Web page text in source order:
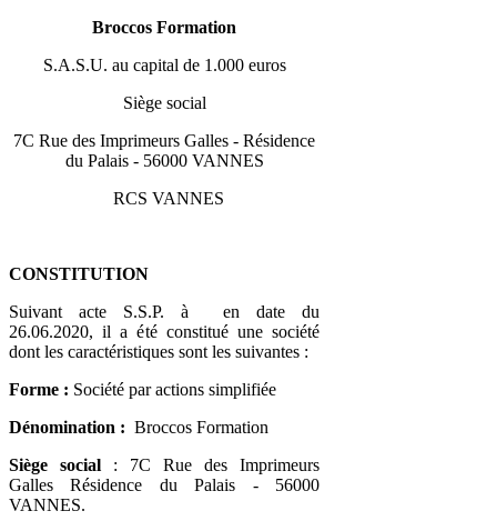
Broccos Formation
S.A.S.U. au capital de 1.000 euros
Siège social
7C Rue des Imprimeurs Galles - Résidence
du Palais - 56000 VANNES
RCS VANNES
CONSTITUTION
Suivant acte S.S.P. à en date du
26.06.2020, il a été constitué une société
dont les caractéristiques sont les suivantes :
Forme : Société par actions simplifiée
Dénomination : Broccos Formation
Siège social : 7C Rue des Imprimeurs
Galles Résidence du Palais - 56000
VANNES.